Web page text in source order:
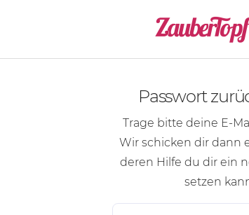
Passwort
Trage bitte deine E-
Wir schicken dir dann
deren Hilfe du dir ein
setzen